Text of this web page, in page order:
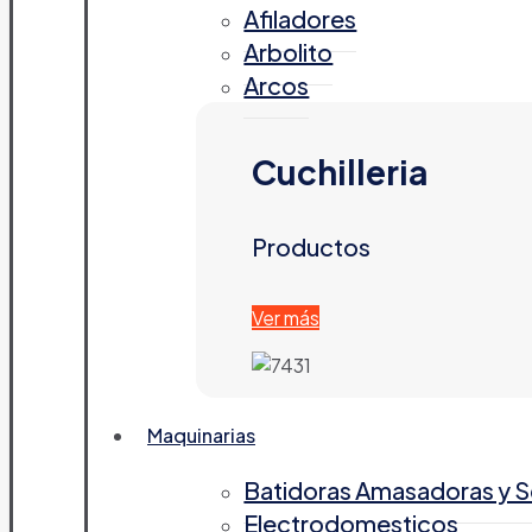
Afiladores
Arbolito
Arcos
Cuchilleria
Productos
Ver más
Maquinarias
Batidoras Amasadoras y
Electrodomesticos